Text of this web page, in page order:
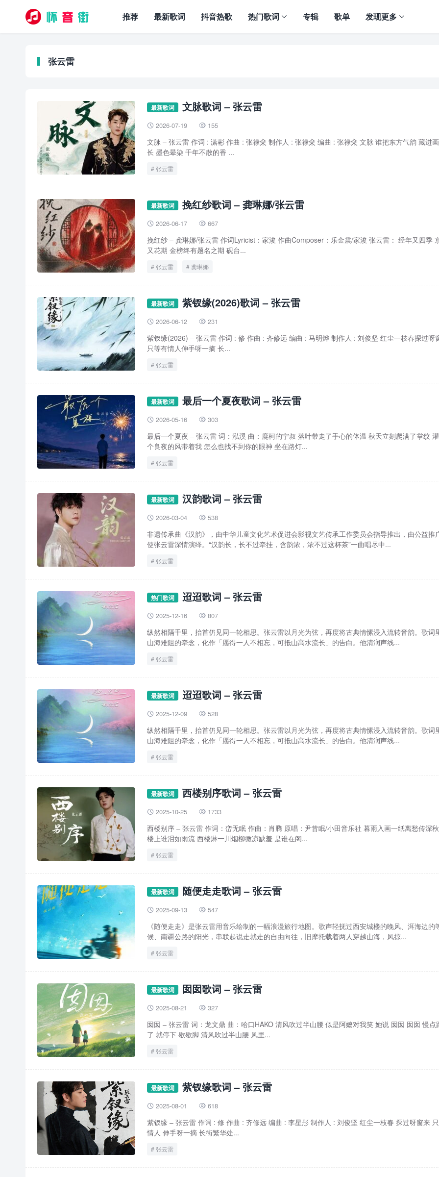
推荐 最新歌词 抖音热歌 热门歌词 专辑 歌单 发现更多
张云雷
最新歌词 文脉歌词 – 张云雷
 2026-07-19  155
文脉 – 张云雷 作词 : 潇彬 作曲 : 张禄籴 制作人 : 张禄籴 编曲 : 张禄籴 文脉 谁把东方气韵 藏进
长 墨色晕染 千年不散的香 ...
张云雷
最新歌词 挽红纱歌词 – 龚琳娜/张云雷
 2026-06-17  667
挽红纱 – 龚琳娜/张云雷 作词Lyricist：家浚 作曲Composer：乐金震/家浚 张云雷： 经年又四季
又花期 金榜终有题名之期 砚台...
张云雷 龚琳娜
最新歌词 紫钗缘(2026)歌词 – 张云雷
 2026-06-12  231
紫钗缘(2026) – 张云雷 作词 : 修 作曲 : 齐修远 编曲 : 马明烨 制作人 : 刘俊坚 红尘一枝春探过呀
只等有情人伸手呀一摘 长...
张云雷
最新歌词 最后一个夏夜歌词 – 张云雷
 2026-05-16  303
最后一个夏夜 – 张云雷 词：泓溪 曲：鹿柯的宁叔 落叶带走了手心的体温 秋天立刻爬满了掌纹
个良夜的风带着我 怎么也找不到你的眼神 坐在路灯...
张云雷
最新歌词 汉韵歌词 – 张云雷
 2026-03-04  538
非遗传承曲《汉韵》，由中华儿童文化艺术促进会影视文艺传承工作委员会指导推出，由公益推
使张云雷深情演绎。“汉韵长，长不过牵挂，含韵浓，浓不过这杯茶”一曲唱尽中...
张云雷
热门歌词 迢迢歌词 – 张云雷
 2025-12-16  807
纵然相隔千里，抬首仍见同一轮相思。张云雷以月光为弦，再度将古典情愫浸入流转音韵。歌词
山海难阻的牵念，化作「愿得一人不相忘，可抵山高水流长」的告白。他清润声线...
张云雷
最新歌词 迢迢歌词 – 张云雷
 2025-12-09  528
纵然相隔千里，抬首仍见同一轮相思。张云雷以月光为弦，再度将古典情愫浸入流转音韵。歌词
山海难阻的牵念，化作「愿得一人不相忘，可抵山高水流长」的告白。他清润声线...
张云雷
最新歌词 西楼别序歌词 – 张云雷
 2025-10-25  1733
西楼别序 – 张云雷 作词：峦无眠 作曲：肖腾 原唱：尹昔眠/小田音乐社 暮雨入画一纸离愁传深
楼上谁泪如雨流 西楼淋一川烟柳微凉缺羞 是谁在阁...
张云雷
最新歌词 随便走走歌词 – 张云雷
 2025-09-13  547
《随便走走》是张云雷用音乐绘制的一幅浪漫旅行地图。歌声轻抚过西安城楼的晚风、洱海边的
候、南疆公路的阳光，串联起说走就走的自由向往，旧摩托载着两人穿越山海，风掠...
张云雷
最新歌词 囡囡歌词 – 张云雷
 2025-08-21  327
囡囡 – 张云雷 词：龙文鼎 曲：哈口HAKO 清风吹过半山腰 似是阿嬷对我笑 她说 囡囡 囡囡 慢点
了 就停下 歇歇脚 清风吹过半山腰 风里...
张云雷
最新歌词 紫钗缘歌词 – 张云雷
 2025-08-01  618
紫钗缘 – 张云雷 作词 : 修 作曲 : 齐修远 编曲 : 李星彤 制作人 : 刘俊坚 红尘一枝春 探过呀窗来
情人 伸手呀一摘 长街繁华处...
张云雷